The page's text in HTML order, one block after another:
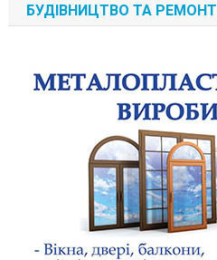
БУДІВНИЦТВО ТА РЕМОНТ